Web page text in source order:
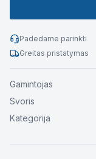
Padedame parinkti
Greitas pristatymas
Gamintojas
Svoris
Kategorija